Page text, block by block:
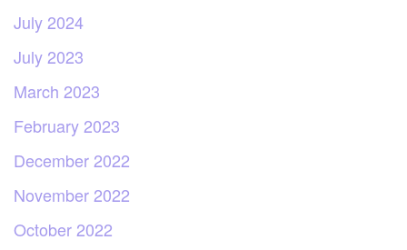
July 2024
July 2023
March 2023
February 2023
December 2022
November 2022
October 2022